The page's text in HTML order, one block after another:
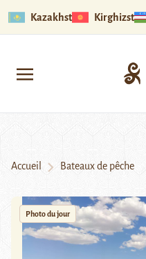
Kazakhstan Kirghizstan
Accueil Bateaux de pêche
Photo du jour